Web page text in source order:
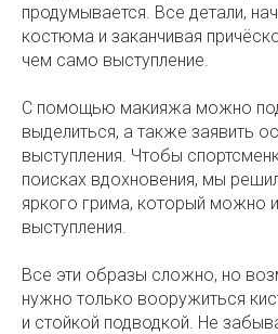
продумывается. Все детали,
костюма и заканчивая
чем само выступление.
С помощью макияжа можно
выделиться, а также заявить
выступления. Чтобы
поисках вдохновения, мы
яркого грима, который можно
выступления.
Все эти образы сложно, но
нужно только вооружиться
и стойкой подводкой. Не